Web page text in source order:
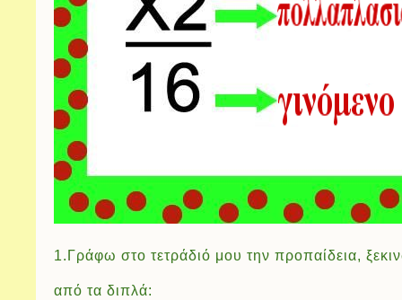
1.Γράφω στο τετράδιό μου την προπαίδεια,
από τα διπλά: